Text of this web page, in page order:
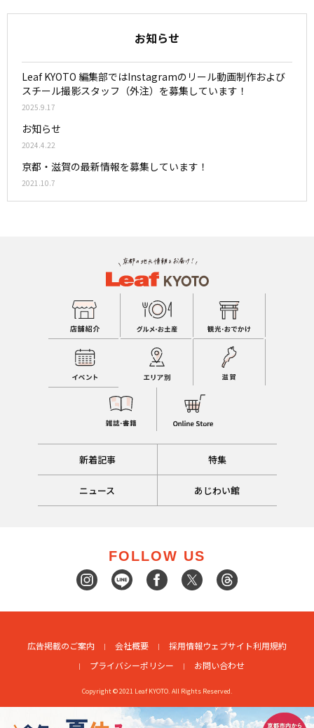
お知らせ
Leaf KYOTO 編集部ではInstagramのリール動画制作および
スチール撮影スタッフ（外注）を募集しています！
2025.9.17
お知らせ
2024.4.22
京都・滋賀の最新情報を募集しています！
2021.10.7
新着記事 特集
ニュース あじわい館
FOLLOW US
広告掲載のご案内 会社概要 採用情報ウェブサイト利用規約
プライバシーポリシー
お問い合わせ
Copyright © 2021 Leaf KYOTO. All Rights Reserved.